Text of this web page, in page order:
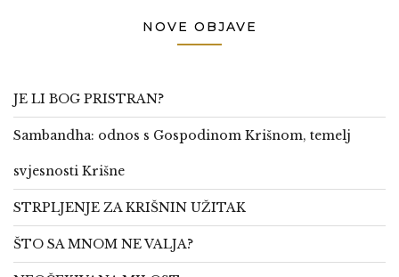
NOVE OBJAVE
JE LI BOG PRISTRAN?
Sambandha: odnos s Gospodinom Krišnom, temelj
svjesnosti Krišne
STRPLJENJE ZA KRIŠNIN UŽITAK
ŠTO SA MNOM NE VALJA?